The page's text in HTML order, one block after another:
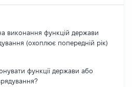
виконання функцій держави
(охоплює попередній рік)
функції держави або